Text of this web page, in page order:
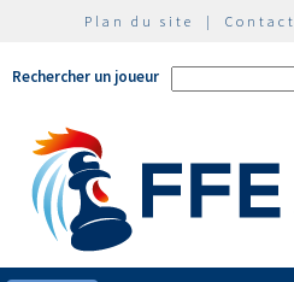
Plan du site | Contact
Rechercher un joueur